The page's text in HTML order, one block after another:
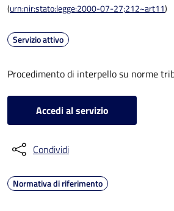
(urn:nir:stato:legge:2000-07-27;212~art11)
Servizio attivo
Procedimento di interpello su norme
Accedi al servizio
Condividi
Normativa di riferimento